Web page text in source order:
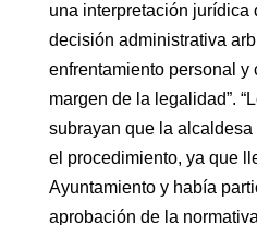
una interpretación jurídica
decisión administrativa
enfrentamiento personal y
margen de la legalidad”.
subrayan que la
el procedimiento, ya que
Ayuntamiento y había
aprobación de la